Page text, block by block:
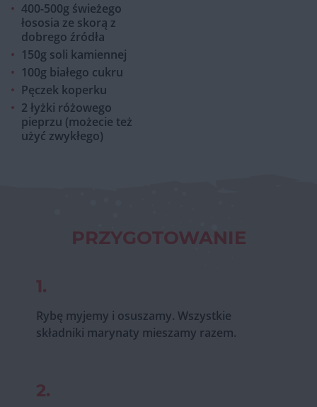
400-500g świeżego
łososia ze skorą z
dobrego źródła
150g soli kamiennej
100g białego cukru
Pęczek koperku
2 łyżki różowego
pieprzu (możecie też
użyć zwykłego)
PRZYGOTOWANIE
1.
Rybę myjemy i osuszamy. Wszystkie
składniki marynaty mieszamy razem.
2.